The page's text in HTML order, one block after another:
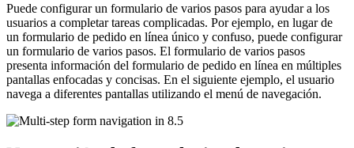
Puede configurar un formulario de varios pasos para ayudar a los
usuarios a completar tareas complicadas. Por ejemplo, en lugar de
un formulario de pedido en línea único y confuso, puede configurar
un formulario de varios pasos. El formulario de varios pasos
presenta información del formulario de pedido en línea en múltiples
pantallas enfocadas y concisas. En el siguiente ejemplo, el usuario
navega a diferentes pantallas utilizando el menú de navegación.